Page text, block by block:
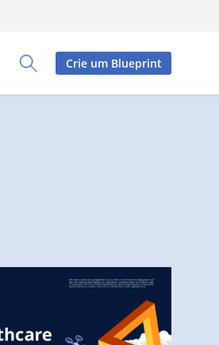
Toggle Search Panel
Crie um Blueprint